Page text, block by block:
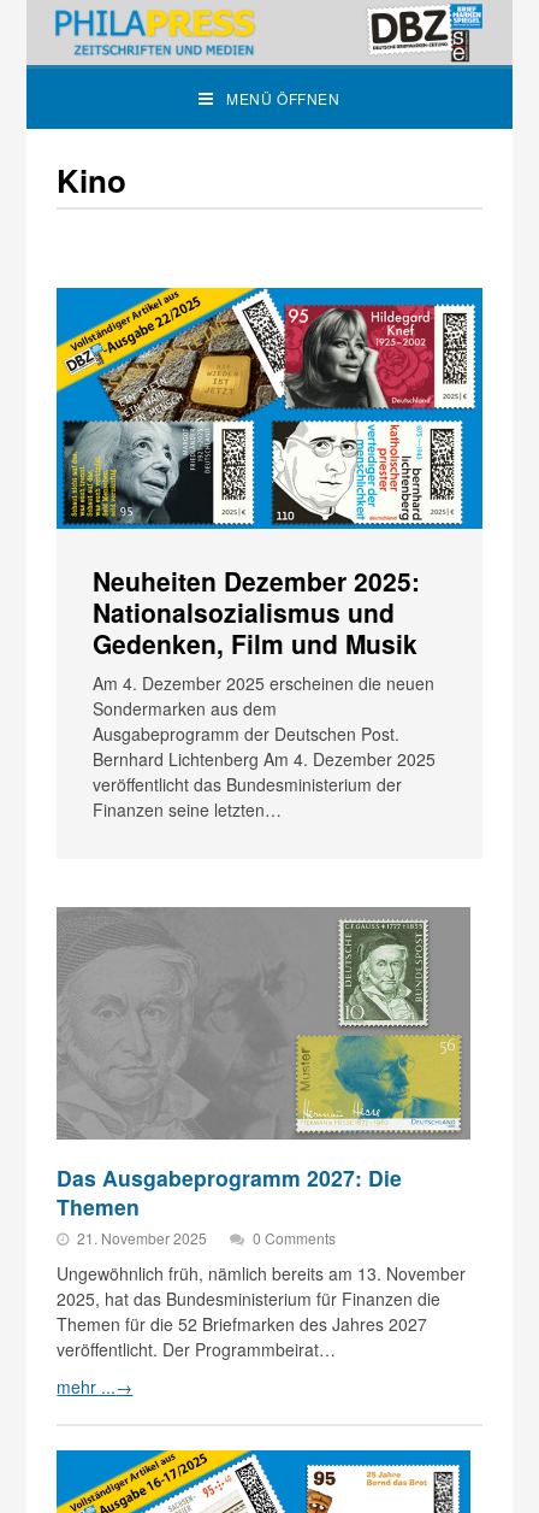
MENÜ ÖFFNEN
Kino
Neuheiten Dezember 2025:
Nationalsozialismus und
Gedenken, Film und Musik
Am 4. Dezember 2025 erscheinen die neuen
Sondermarken aus dem
Ausgabeprogramm der Deutschen Post.
Bernhard Lichtenberg Am 4. Dezember 2025
veröffentlicht das Bundesministerium der
Finanzen seine letzten…
Das Ausgabeprogramm 2027: Die
Themen
21. November 2025 0 Comments
Ungewöhnlich früh, nämlich bereits am 13. November
2025, hat das Bundesministerium für Finanzen die
Themen für die 52 Briefmarken des Jahres 2027
veröffentlicht. Der Programmbeirat…
mehr ...→